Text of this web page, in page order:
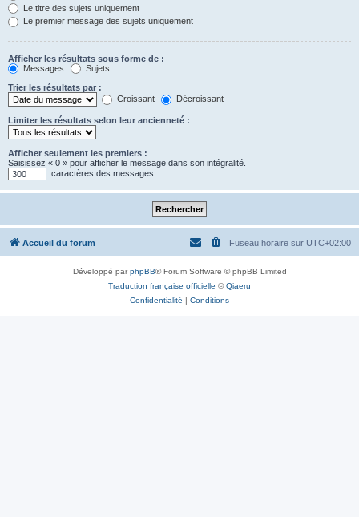
Le titre des sujets uniquement
Le premier message des sujets uniquement
Afficher les résultats sous forme de :
Messages
Sujets
Trier les résultats par :
Croissant
Décroissant
Limiter les résultats selon leur ancienneté :
Afficher seulement les premiers :
Saisissez « 0 » pour afficher le message dans son intégralité.
caractères des messages
Accueil du forum Fuseau horaire sur UTC+02:00
Développé parphpBB® Forum Software © phpBB Limited
Traduction française officielle ©Qiaeru
Confidentialité
Conditions